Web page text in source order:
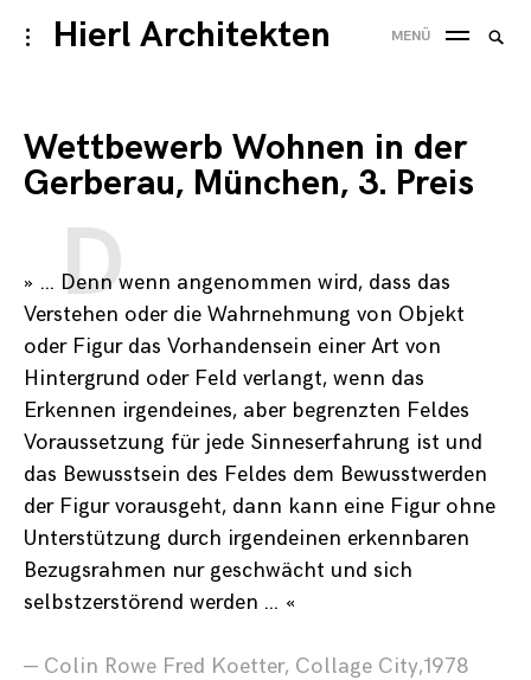
Skip
to
Hierl Architekten
toggle
MENÜ
Wettbewerb Wohnen in der
Gerberau, München, 3. Preis
» … Denn wenn angenommen wird, dass das
Verstehen oder die Wahrnehmung von Objekt
oder Figur das Vorhandensein einer Art von
Hintergrund oder Feld verlangt, wenn das
Erkennen irgendeines, aber begrenzten Feldes
Voraussetzung für jede Sinneserfahrung ist und
das Bewusstsein des Feldes dem Bewusstwerden
der Figur vorausgeht, dann kann eine Figur ohne
Unterstützung durch irgendeinen erkennbaren
Bezugsrahmen nur geschwächt und sich
selbstzerstörend werden … «
— Colin Rowe Fred Koetter, Collage City,1978
Suche